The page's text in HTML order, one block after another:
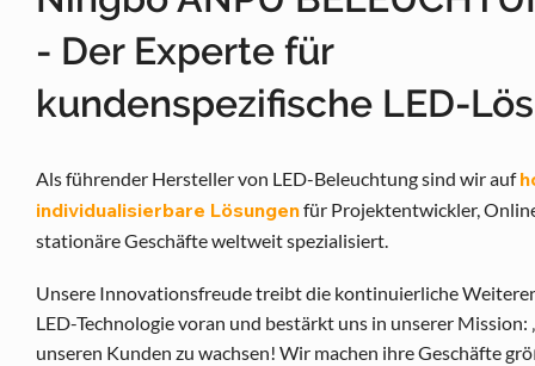
- Der Experte für
kundenspezifische LED-
Als führender Hersteller von LED-Beleuchtung sind wir auf
individualisierbare Lösungenfür Projektentwickler,
stationäre Geschäfte weltweit spezialisiert.
Unsere Innovationsfreude treibt die kontinuierliche
LED-Technologie voran und bestärkt uns in unserer Mission:
unseren Kunden zu wachsen! Wir machen ihre Geschäfte